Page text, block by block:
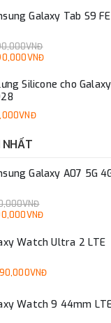
Galaxy Tab S9
Silicone cho
NHẤT
Galaxy A07 5G
Watch Ultra 2 LTE
Watch 9 44mm